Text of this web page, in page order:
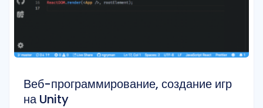
Веб-программирование, создание игр
на Unity